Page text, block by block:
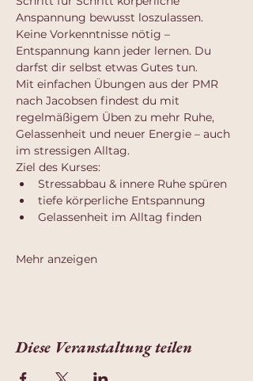
Anspannung bewusst loszulassen.
Keine Vorkenntnisse nötig –
Entspannung kann jeder lernen. Du
darfst dir selbst etwas Gutes tun.
Mit einfachen Übungen aus der PMR
nach Jacobsen findest du mit
regelmäßigem Üben zu mehr Ruhe,
Gelassenheit und neuer Energie – auch
im stressigen Alltag.
Ziel des Kurses:
Stressabbau & innere Ruhe spüren
tiefe körperliche Entspannung
Gelassenheit im Alltag finden
Mehr anzeigen
Diese Veranstaltung teilen